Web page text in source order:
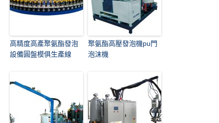
高精度高產聚氨酯發泡
設備圓盤模俱生產線
聚氨酯高壓發泡機pu門
泡沫機